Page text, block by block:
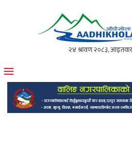
मोफसलकै लोकप्रिय अनलाइन पत्रिका